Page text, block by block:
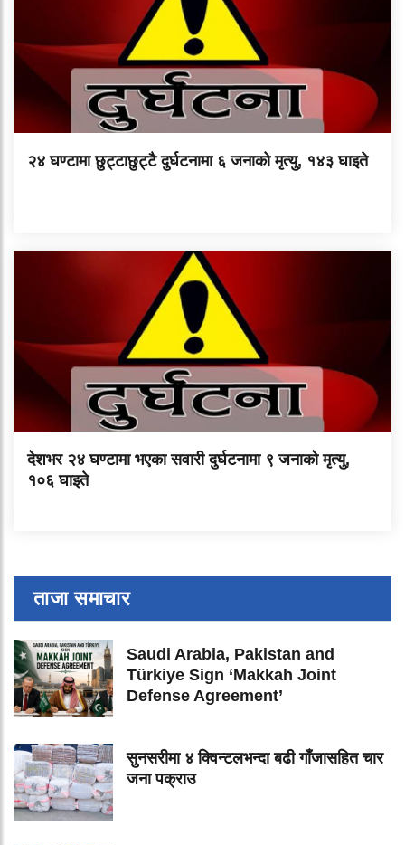
२४ घण्टामा छुट्टाछुट्टै दुर्घटनामा ६ जनाको मृत्यु, १४३ घाइते
देशभर २४ घण्टामा भएका सवारी दुर्घटनामा ९ जनाको मृत्यु,
१०६ घाइते
ताजा समाचार
Saudi Arabia, Pakistan and
Türkiye Sign ‘Makkah Joint
Defense Agreement’
सुनसरीमा ४ क्विन्टलभन्दा बढी गाँजासहित चार
जना पक्राउ